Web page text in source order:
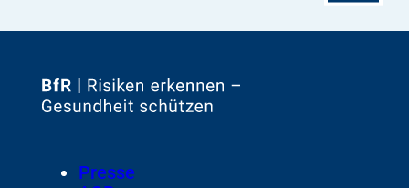
Zur
FooterPresse